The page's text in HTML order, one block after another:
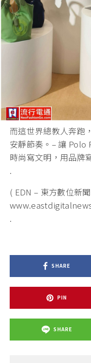
而這世界總教人奔跑
安靜節奏。– 讓 Polo
時尚寫文明，用品牌
.
( EDN – 東方數位新
.
SHARE
PIN
SHARE